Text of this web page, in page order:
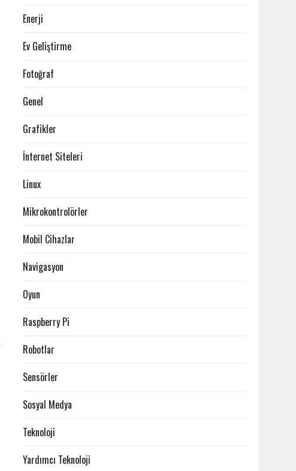
Enerji
Ev Geliştirme
Fotoğraf
Genel
Grafikler
İnternet Siteleri
Linux
Mikrokontrolörler
Mobil Cihazlar
Navigasyon
Oyun
Raspberry Pi
Robotlar
Sensörler
Sosyal Medya
Teknoloji
Yardımcı Teknoloji